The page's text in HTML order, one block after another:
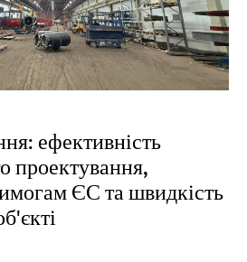
ефективність
проектування,
ЄС та швидкість